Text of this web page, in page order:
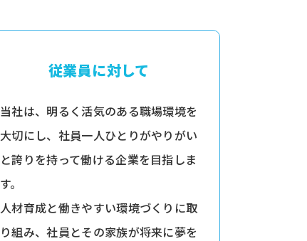
従業員に対して
当社は、明るく活気のある職場環境を
大切にし、社員一人ひとりがやりがい
と誇りを持って働ける企業を目指しま
す。
人材育成と働きやすい環境づくりに取
り組み、社員とその家族が将来に夢を